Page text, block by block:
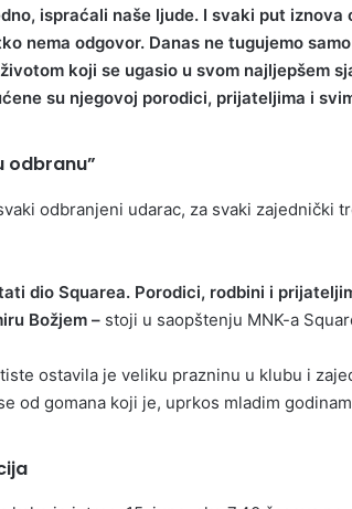
ispraćali naše ljude. I svaki put
nema odgovor. Danas ne tugujemo
koji se ugasio u svom najljepšem
su njegovoj porodici, prijateljima i
odbranu”
odbranjeni udarac, za svaki zajednički
dio Squarea. Porodici, rodbini i
Božjem – stoji u saopštenju MNK-a
ostavila je veliku prazninu u klubu i
od gomana koji je, uprkos mladim